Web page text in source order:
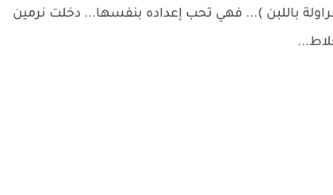
باللبن )... فهي تحب إعداده بنفسها... دخلت نرمين